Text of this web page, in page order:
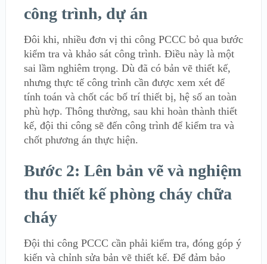
công trình, dự án
Đôi khi, nhiều đơn vị thi công PCCC bỏ qua bước
kiểm tra và khảo sát công trình. Điều này là một
sai lầm nghiêm trọng. Dù đã có bản vẽ thiết kế,
nhưng thực tế công trình cần được xem xét để
tính toán và chốt các bố trí thiết bị, hệ số an toàn
phù hợp. Thông thường, sau khi hoàn thành thiết
kế, đội thi công sẽ đến công trình để kiểm tra và
chốt phương án thực hiện.
Bước 2: Lên bản vẽ và nghiệm
thu thiết kế phòng cháy chữa
cháy
Đội thi công PCCC cần phải kiểm tra, đóng góp ý
kiến và chỉnh sửa bản vẽ thiết kế. Để đảm bảo